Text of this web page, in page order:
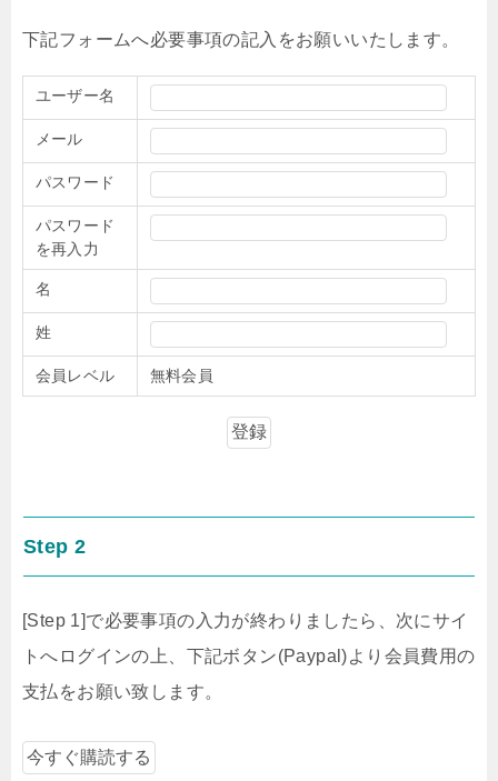
下記フォームへ必要事項の記入をお願いいたします。
ユーザー名
メール
パスワード
パスワード
を再入力
名
姓
会員レベル 無料会員
Step 2
[Step 1]で必要事項の入力が終わりましたら、次にサイ
トへログインの上、下記ボタン(Paypal)より会員費用の
支払をお願い致します。